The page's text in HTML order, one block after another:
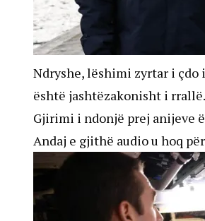
Ndryshe, lëshimi zyrtar i
është jashtëzakonisht i rrallë.
Gjirimi i ndonjë prej anijeve
Andaj e gjithë audio u hoq